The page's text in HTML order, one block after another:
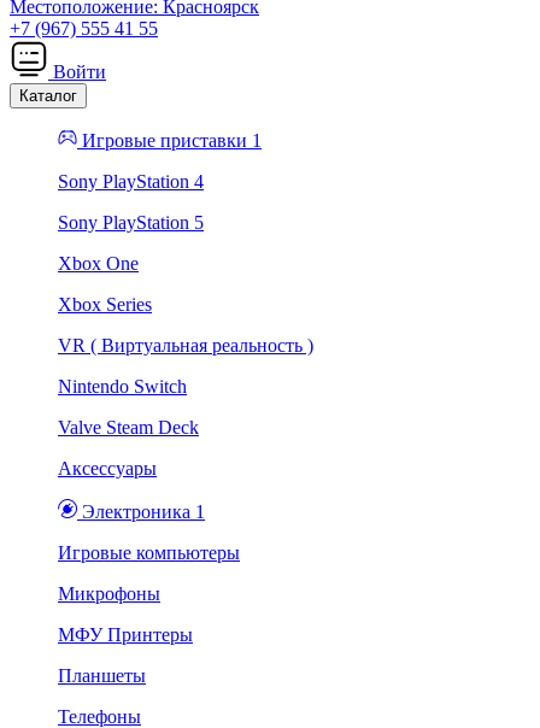
Местоположение: Красноярск
+7 (967) 555 41 55
Войти
Каталог
Игровые приставки 1
Sony PlayStation 4
Sony PlayStation 5
Xbox One
Xbox Series
VR ( Виртуальная реальность )
Nintendo Switch
Valve Steam Deck
Аксессуары
Электроника 1
Игровые компьютеры
Микрофоны
МФУ Принтеры
Планшеты
Телефоны